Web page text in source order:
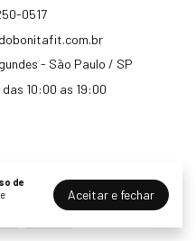
de
Aceitar e fechar
0517
- São Paulo / SP
10:00 as 19:00